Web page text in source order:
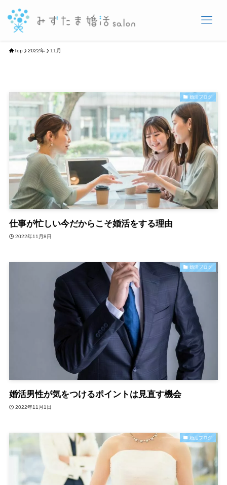
Top 2022年 11月
婚活ブログ
仕事が忙しい今だからこそ婚活をする理由
2022年11月8日
婚活ブログ
婚活男性が気をつけるポイントは見直す機会
2022年11月1日
婚活ブログ